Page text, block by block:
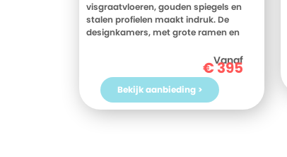
visgraatvloeren, gouden spiegels en
stalen profielen maakt indruk. De
designkamers, met grote ramen en
comfort. Geniet van ambachtelijke
cocktails in de lobbybar na een drukke
dag. De oude binnenstad, het POLIN
Museum en tal van restaurants en
galeries liggen op korte afstand. Dit is
Vanaf
€395
Bekijk aanbieding >